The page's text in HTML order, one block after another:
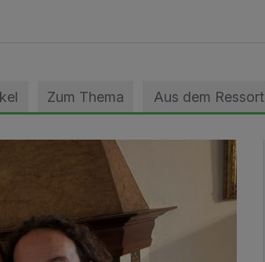
Zum Thema Aus dem Ressort